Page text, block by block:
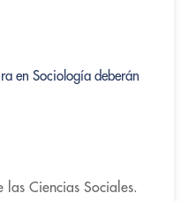
en Sociología deberán
las Ciencias Sociales.